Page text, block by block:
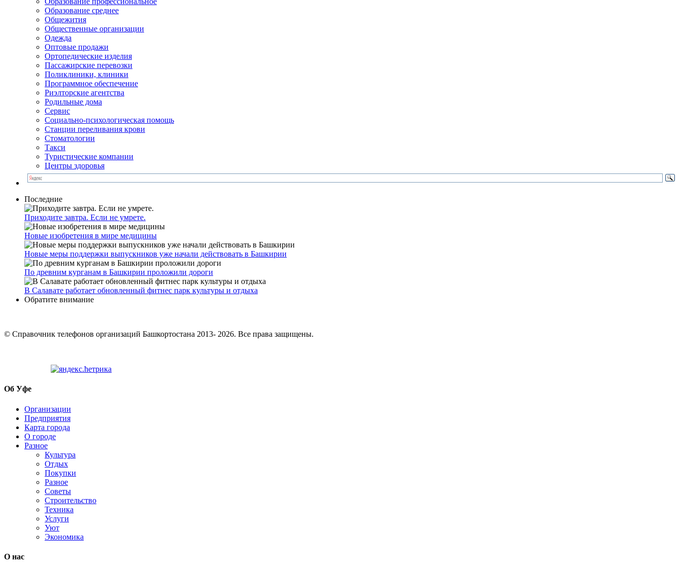
Образование среднее
Общежития
Общественные организации
Одежда
Оптовые продажи
Ортопедические изделия
Пассажирские перевозки
Поликлиники, клиники
Программное обеспечение
Риэлторские агентства
Родильные дома
Сервис
Социально-психологическая помощь
Станции переливания крови
Стоматологии
Такси
Туристические компании
Центры здоровья
Последние
Приходите завтра. Если не умрете.
Новые изобретения в мире медицины
Новые меры поддержки выпускников уже начали действовать в Башкирии
По древним курганам в Башкирии проложили дороги
В Салавате работает обновленный фитнес парк культуры и отдыха
Обратите внимание
© Cправочник телефонов организаций Башкортостана 2013- 2026. Все права защищены.
Об Уфе
Организации
Предприятия
Карта города
О городе
Разное
Культура
Отдых
Покупки
Разное
Советы
Строительство
Техника
Услуги
Уют
Экономика
О нас